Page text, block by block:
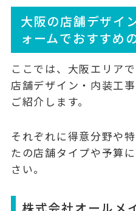
大阪の店舗デザイ
ォームでおすすめ
ここでは、大阪エリア
店舗デザイン・内装工
ご紹介します。
それぞれに得意分野や
たの店舗タイプや予算
さい。